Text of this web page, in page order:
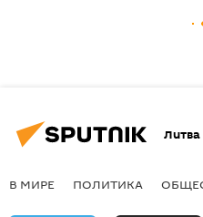
Литва
В МИРЕ ПОЛИТИКА